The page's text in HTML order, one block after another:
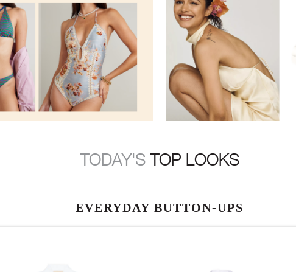
TODAY'S TOP LOOKS
EVERYDAY BUTTON-UPS